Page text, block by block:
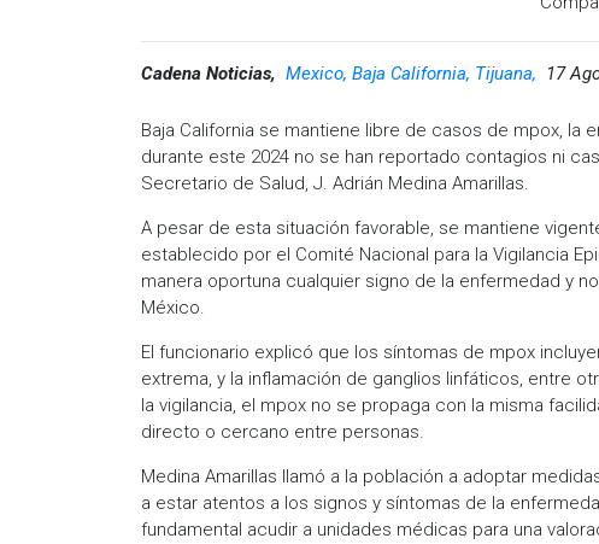
Cadena Noticias, Mexico, Baja California, Tijuana, 17
Baja California se mantiene libre de casos de mpox, la
durante este 2024 no se han reportado contagios ni
Secretario de Salud, J. Adrián Medina Amarillas.
A pesar de esta situación favorable, se mantiene
establecido por el Comité Nacional para la Vigilancia
manera oportuna cualquier signo de la enfermedad y
México.
El funcionario explicó que los síntomas de mpox
extrema, y la inflamación de ganglios linfáticos, entre
la vigilancia, el mpox no se propaga con la misma
directo o cercano entre personas.
Medina Amarillas llamó a la población a adoptar
a estar atentos a los signos y síntomas de la
fundamental acudir a unidades médicas para una